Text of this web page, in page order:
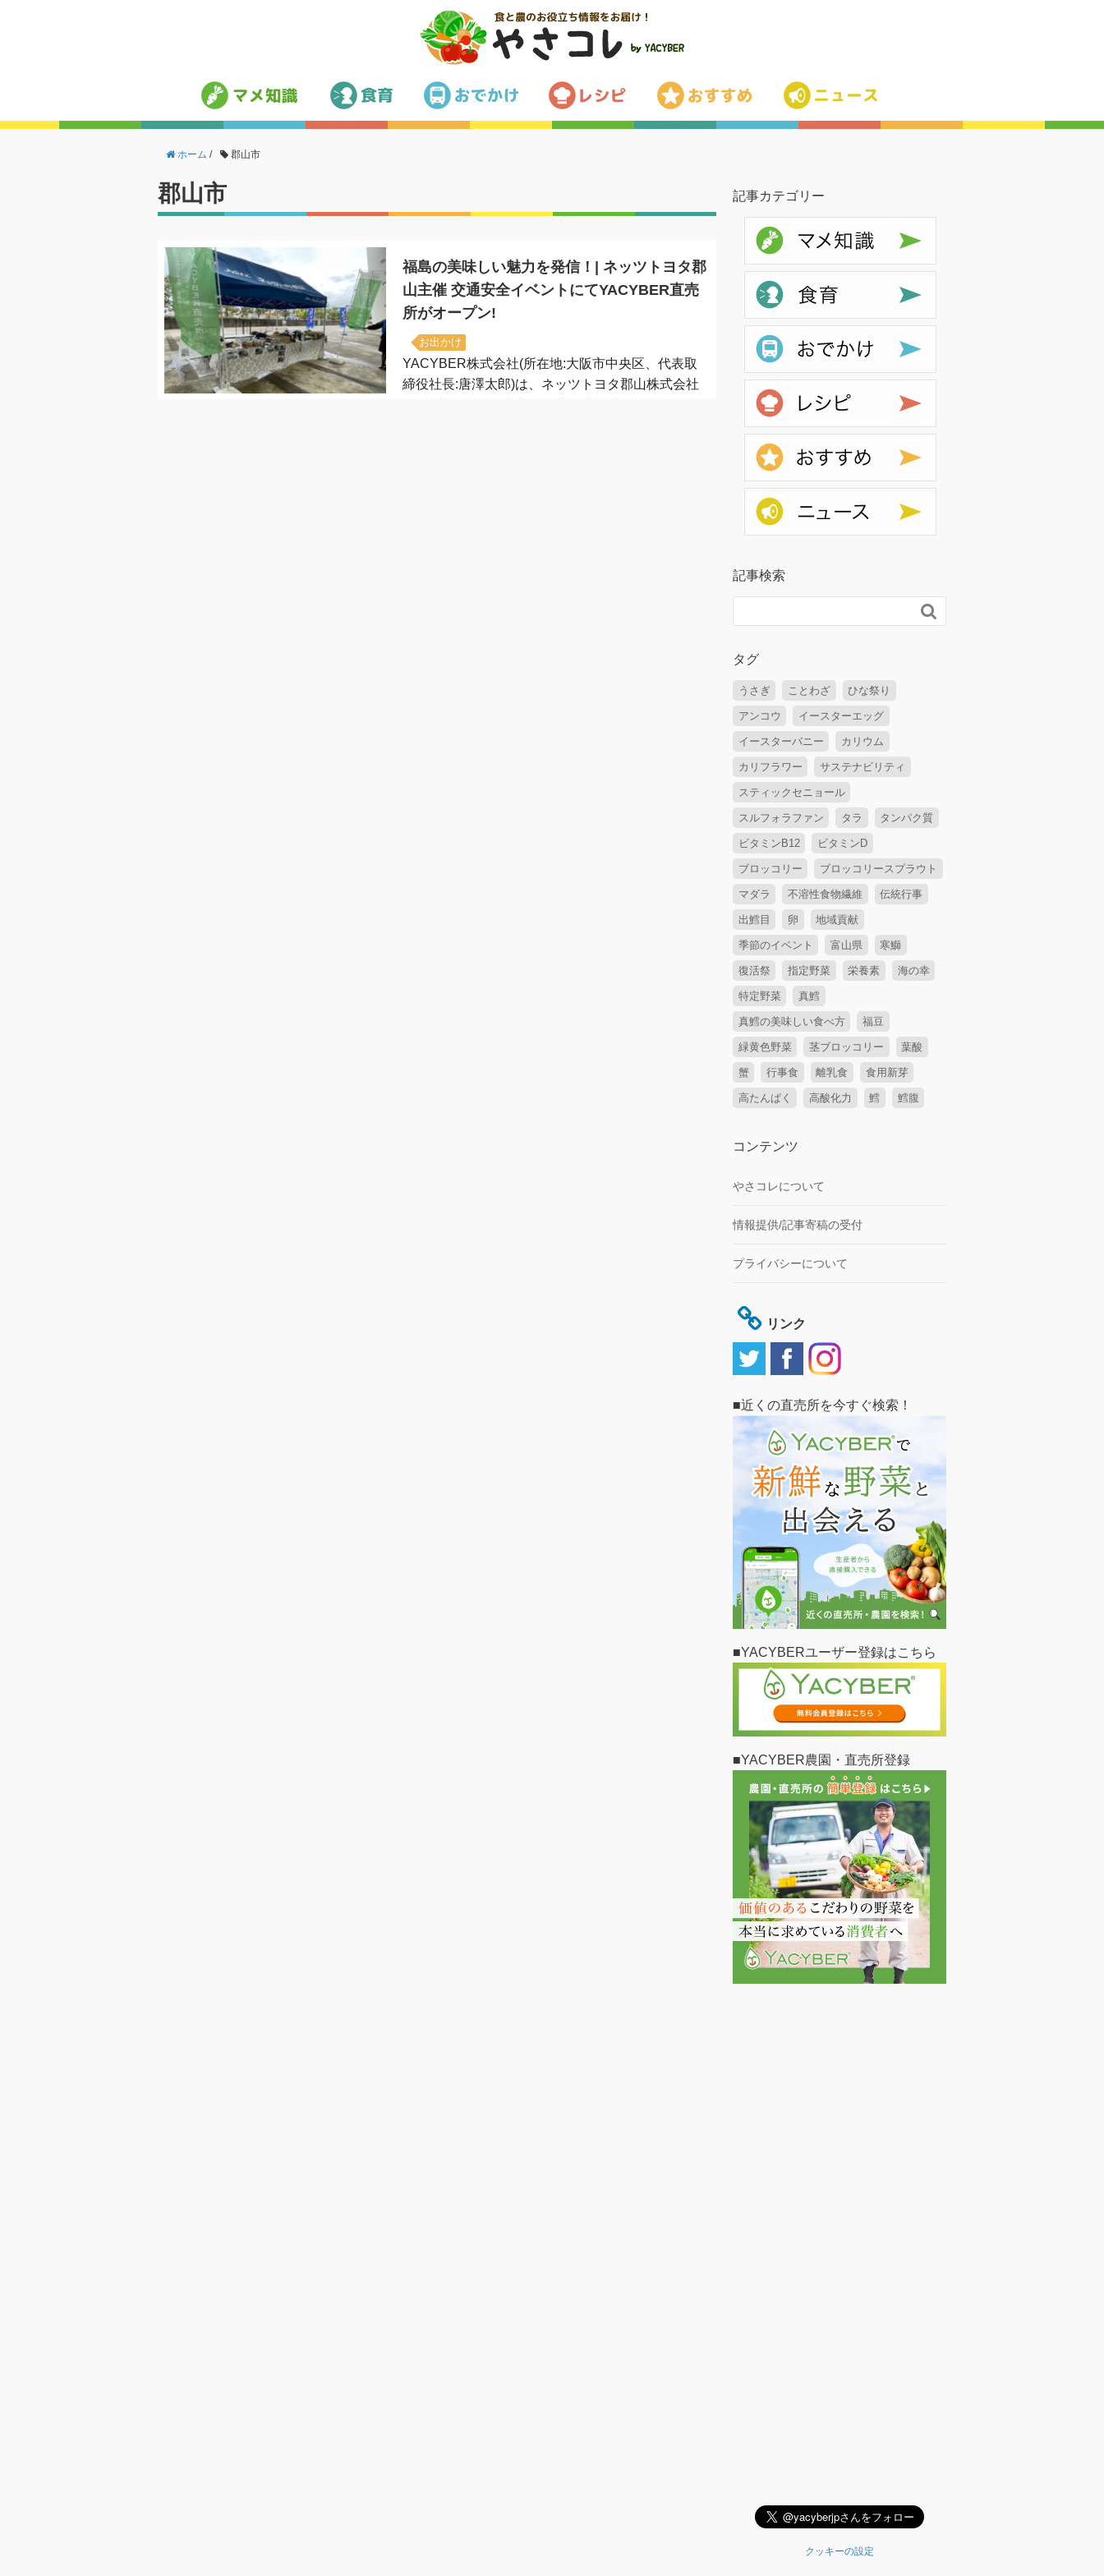
ホーム / 郡山市
郡山市
福島の美味しい魅力を発信！| ネッツトヨタ郡
山主催 交通安全イベントにてYACYBER直売
所がオープン!
お出かけ
YACYBER株式会社(所在地:大阪市中央区、代表取
締役社長:唐澤太郎)は、ネッツトヨタ郡山株式会社
記事カテゴリー
マメ知識
食育
お出かけ
レシピ
おすすめ
ニュース
記事検索

タグ
うさぎ ことわざ ひな祭り
アンコウ イースターエッグ
イースターバニー カリウム
カリフラワー サステナビリティ
スティックセニョール
スルフォラファン タラ タンパク質
ビタミンB12 ビタミンD
ブロッコリー ブロッコリースプラウト
マダラ 不溶性食物繊維 伝統行事
出鱈目 卵 地域貢献
季節のイベント 富山県 寒鰤
復活祭 指定野菜 栄養素 海の幸
特定野菜 真鱈
真鱈の美味しい食べ方 福豆
緑黄色野菜 茎ブロッコリー 葉酸
蟹 行事食 離乳食 食用新芽
高たんぱく 高酸化力 鱈 鱈腹
コンテンツ
やさコレについて
情報提供/記事寄稿の受付
プライバシーについて
リンク
■近くの直売所を今すぐ検索！
■YACYBERユーザー登録はこちら
■YACYBER農園・直売所登録
クッキーの設定